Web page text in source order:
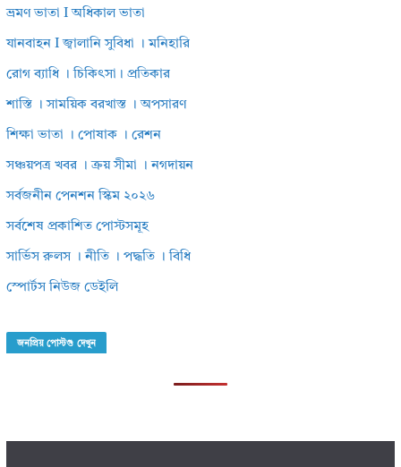
ভ্রমণ ভাতা I অধিকাল ভাতা
যানবাহন I জ্বালানি সুবিধা । মনিহারি
রোগ ব্যাধি । চিকিৎসা। প্রতিকার
শাস্তি । সাময়িক বরখাস্ত । অপসারণ
শিক্ষা ভাতা । পোষাক । রেশন
সঞ্চয়পত্র খবর । ক্রয় সীমা । নগদায়ন
সর্বজনীন পেনশন স্কিম ২০২৬
সর্বশেষ প্রকাশিত পোস্টসমূহ
সার্ভিস রুলস । নীতি । পদ্ধতি । বিধি
স্পোর্টস নিউজ ডেইলি
জনপ্রিয় পোস্টগু দেখুন